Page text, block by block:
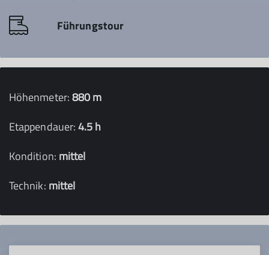
Führungstour
Höhenmeter:880 m
Etappendauer:4.5 h
Kondition: mittel
Technik: mittel